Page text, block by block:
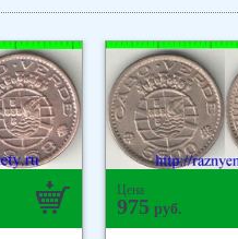
Цена
975 руб.